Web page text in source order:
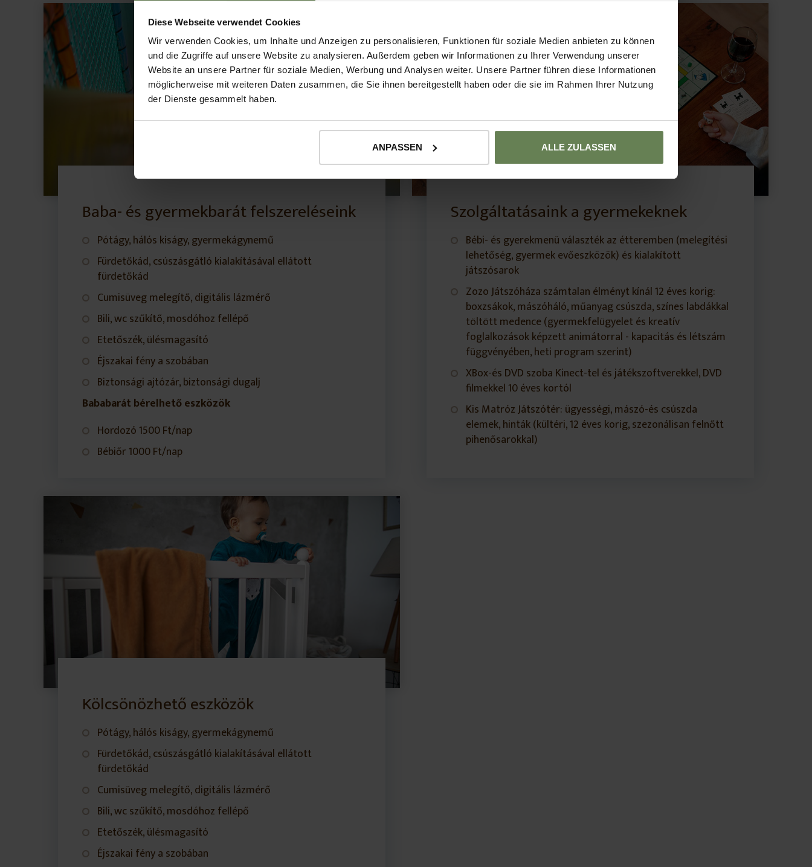
Diese Webseite verwendet Cookies
Wir verwenden Cookies, um Inhalte und Anzeigen zu personalisieren, Funktionen für soziale Medien anbieten zu können
und die Zugriffe auf unsere Website zu analysieren. Außerdem geben wir Informationen zu Ihrer Verwendung unserer
Website an unsere Partner für soziale Medien, Werbung und Analysen weiter. Unsere Partner führen diese Informationen
möglicherweise mit weiteren Daten zusammen, die Sie ihnen bereitgestellt haben oder die sie im Rahmen Ihrer Nutzung
der Dienste gesammelt haben.
ANPASSEN ALLE ZULASSEN
Baba- és gyermekbarát felszereléseink
Pótágy, hálós kiságy, gyermekágynemű
Fürdetőkád, csúszásgátló kialakításával ellátott
fürdetőkád
Cumisüveg melegítő, digitális lázmérő
Bili, wc szűkítő, mosdóhoz fellépő
Etetőszék, ülésmagasító
Éjszakai fény a szobában
Biztonsági ajtózár, biztonsági dugalj
Bababarát bérelhető eszközök
Hordozó 1500 Ft/nap
Bébiőr 1000 Ft/nap
Szolgáltatásaink a gyermekeknek
Bébi- és gyerekmenü választék az étteremben (melegítési
lehetőség, gyermek evőeszközök) és kialakított
játszósarok
Zozo Játszóháza számtalan élményt kínál 12 éves korig:
boxzsákok, mászóháló, műanyag csúszda, színes labdákkal
töltött medence (gyermekfelügyelet és kreatív
foglalkozások képzett animátorral - kapacitás és létszám
függvényében, heti program szerint)
XBox-és DVD szoba Kinect-tel és játékszoftverekkel, DVD
filmekkel 10 éves kortól
Kis Matróz Játszótér: ügyességi, mászó-és csúszda
elemek, hinták (kültéri, 12 éves korig, szezonálisan felnőtt
pihenősarokkal)
Kölcsönözhető eszközök
Pótágy, hálós kiságy, gyermekágynemű
Fürdetőkád, csúszásgátló kialakításával ellátott
fürdetőkád
Cumisüveg melegítő, digitális lázmérő
Bili, wc szűkítő, mosdóhoz fellépő
Etetőszék, ülésmagasító
Éjszakai fény a szobában